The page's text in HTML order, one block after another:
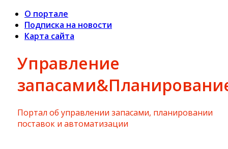
О портале
Подписка на новости
Карта сайта
Управление
Портал об управлении запасами, планировании
поставок и автоматизации